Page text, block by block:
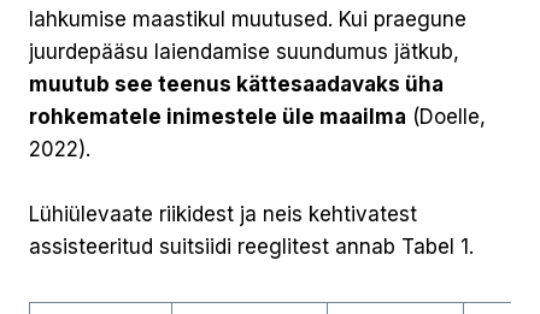
lahkumise maastikul muutused. Kui praegune
juurdepääsu laiendamise suundumus jätkub,
muutub see teenus kättesaadavaks üha
rohkematele inimestele üle maailma (Doelle,
2022).
Lühiülevaate riikidest ja neis kehtivatest
assisteeritud suitsiidi reeglitest annab Tabel 1.